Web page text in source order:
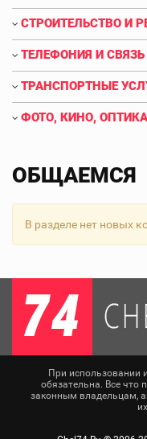
СТРОИТЕЛЬСТВО И
ТЕЛЕФОНИЯ И СВЯЗЬ
ТРАНСПОРТНЫЕ
ФОТО, КИНО, ОПТИКА
ОБЩАЕМСЯ
В разделе нет новых
При использовании
обязательна. Все что
законным владельцам,